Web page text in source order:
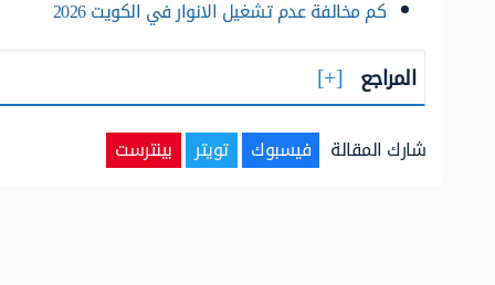
كم مخالفة عدم تشغيل الانوار في الكويت 2026
المراجع
شارك المقالة فيسبوك تويتر بينترست